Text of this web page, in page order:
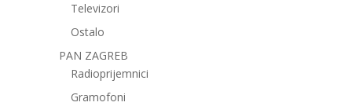
Televizori
Ostalo
PAN ZAGREB
Radioprijemnici
Gramofoni